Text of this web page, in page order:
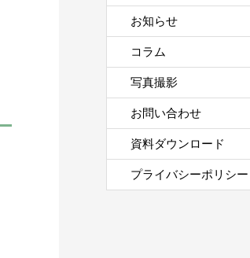
お知らせ
コラム
写真撮影
お問い合わせ
資料ダウンロード
プライバシーポリシー